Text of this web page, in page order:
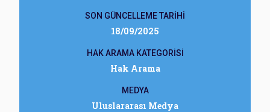
SON GÜNCELLEME TARİHİ
18/09/2025
HAK ARAMA KATEGORİSİ
Hak Arama
MEDYA
Uluslararası Medya